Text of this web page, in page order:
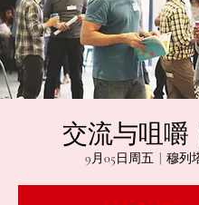
交流与咀嚼
9月05日周五 穆列